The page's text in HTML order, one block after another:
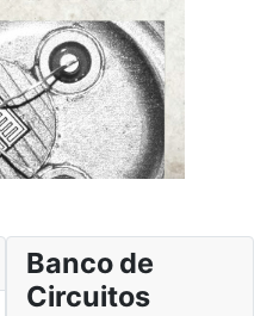
Banco de
Circuitos